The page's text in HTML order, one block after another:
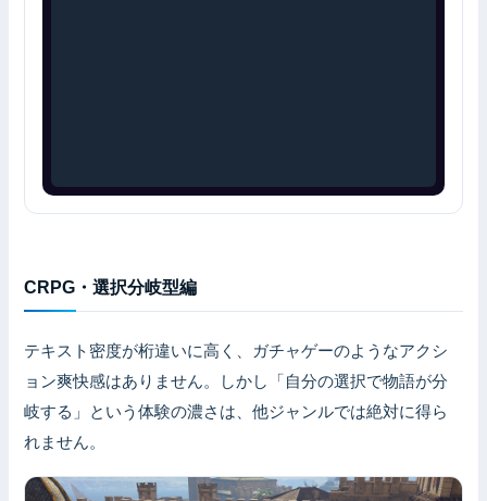
CRPG・選択分岐型編
テキスト密度が桁違いに高く、ガチャゲーのようなアクシ
ョン爽快感はありません。しかし「自分の選択で物語が分
岐する」という体験の濃さは、他ジャンルでは絶対に得ら
れません。